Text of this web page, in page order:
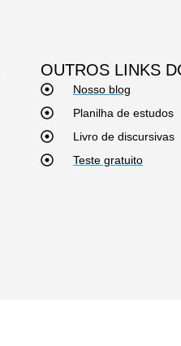
OUTROS LINKS
Nosso blog
Planilha de estudos
Livro de discursivas
Teste gratuito